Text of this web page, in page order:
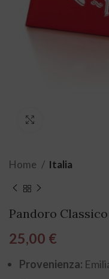
Home Italia
Pandoro
25,00 €
Provenienza: